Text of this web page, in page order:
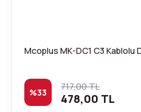
Mcoplus MK-DC1 C3 Kablolu
%33 717,00 TL
478,00 TL